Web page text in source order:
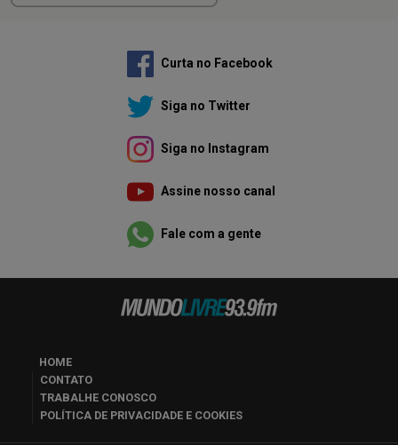
Curta no Facebook
Siga no Twitter
Siga no Instagram
Assine nosso canal
Fale com a gente
HOME
CONTATO
TRABALHE CONOSCO
POLÍTICA DE PRIVACIDADE E COOKIES